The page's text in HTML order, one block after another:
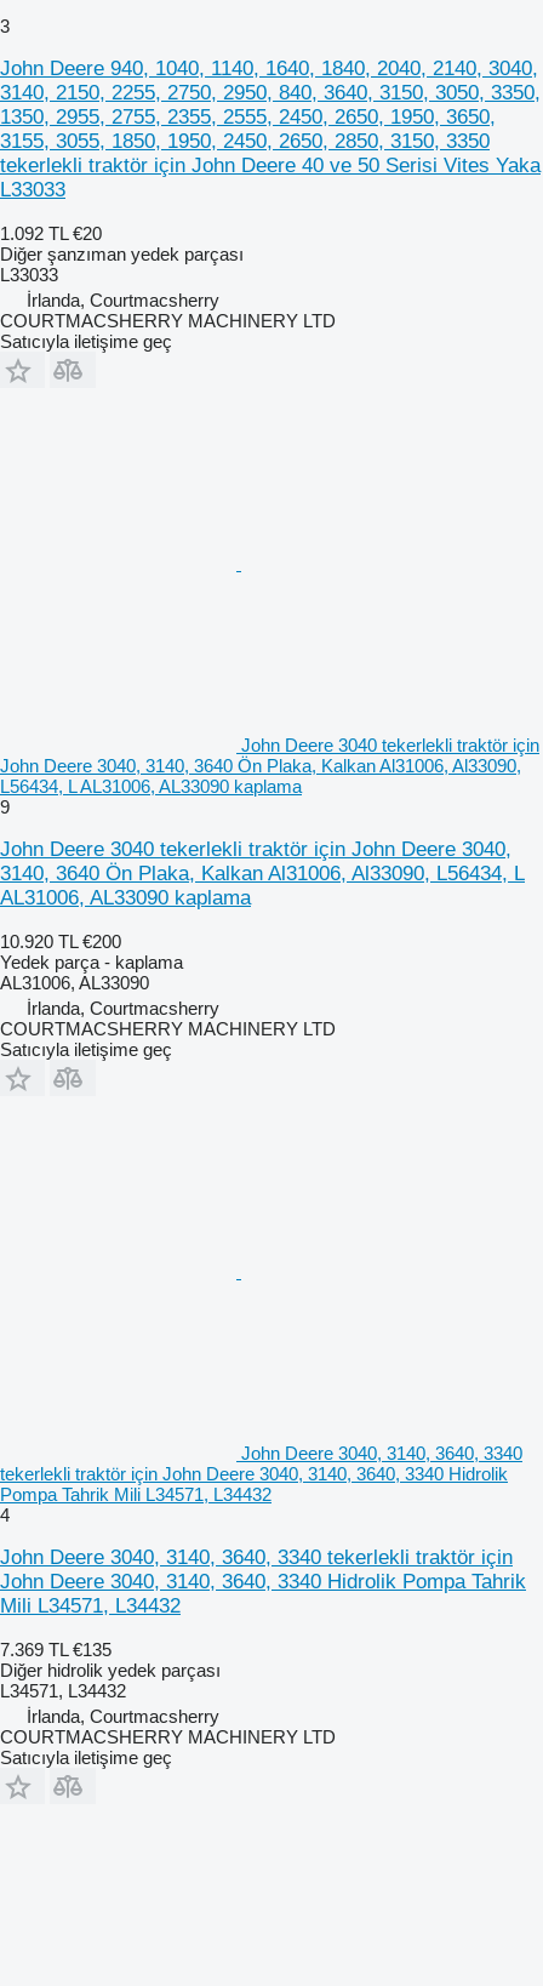
3
John Deere 940, 1040, 1140, 1640, 1840, 2040, 2140, 3040,
3140, 2150, 2255, 2750, 2950, 840, 3640, 3150, 3050, 3350,
1350, 2955, 2755, 2355, 2555, 2450, 2650, 1950, 3650,
3155, 3055, 1850, 1950, 2450, 2650, 2850, 3150, 3350
tekerlekli traktör için John Deere 40 ve 50 Serisi Vites Yaka
L33033
1.092 TL €20
Diğer şanzıman yedek parçası
L33033
İrlanda, Courtmacsherry
COURTMACSHERRY MACHINERY LTD
Satıcıyla iletişime geç
John Deere 3040 tekerlekli traktör için
John Deere 3040, 3140, 3640 Ön Plaka, Kalkan Al31006, Al33090,
L56434, L AL31006, AL33090 kaplama
9
John Deere 3040 tekerlekli traktör için John Deere 3040,
3140, 3640 Ön Plaka, Kalkan Al31006, Al33090, L56434, L
AL31006, AL33090 kaplama
10.920 TL €200
Yedek parça - kaplama
AL31006, AL33090
İrlanda, Courtmacsherry
COURTMACSHERRY MACHINERY LTD
Satıcıyla iletişime geç
John Deere 3040, 3140, 3640, 3340
tekerlekli traktör için John Deere 3040, 3140, 3640, 3340 Hidrolik
Pompa Tahrik Mili L34571, L34432
4
John Deere 3040, 3140, 3640, 3340 tekerlekli traktör için
John Deere 3040, 3140, 3640, 3340 Hidrolik Pompa Tahrik
Mili L34571, L34432
7.369 TL €135
Diğer hidrolik yedek parçası
L34571, L34432
İrlanda, Courtmacsherry
COURTMACSHERRY MACHINERY LTD
Satıcıyla iletişime geç